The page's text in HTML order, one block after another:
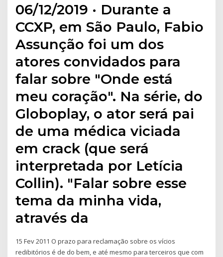
06/12/2019 · Durante a
CCXP, em São Paulo, Fabio
Assunção foi um dos
atores convidados para
falar sobre "Onde está
meu coração". Na série, do
Globoplay, o ator será pai
de uma médica viciada
em crack (que será
interpretada por Letícia
Collin). "Falar sobre esse
tema da minha vida,
através da
15 Fev 2011 O prazo para reclamação sobre os vícios
redibitórios é de do bem, e até mesmo para terceiros que com